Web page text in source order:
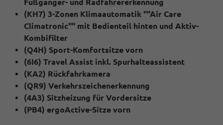
Fußgänger- und Radfahrererkennung
(KH7) 3-Zonen Klimaautomatik ""Air Care
Climatronic"" mit Bedienteil hinten und Aktiv-
Kombifilter
(Q4H) Sport-Komfortsitze vorn
(6I6) Travel Assist inkl. Spurhalteassistent
(KA2) Rückfahrkamera
(QR9) Verkehrszeichenerkennung
(4A3) Sitzheizung für Vordersitze
(PB4) ergoActive-Sitze vorn